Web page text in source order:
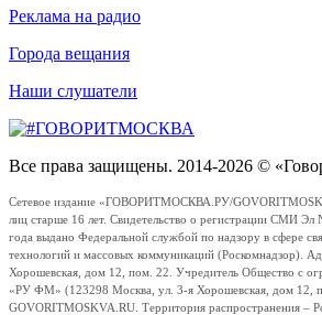
Реклама на радио
Города вещания
Наши слушатели
Все права защищены. 2014-2026 ©
Сетевое издание «ГОВОРИТМОСКВА.РУ/
лиц старше 16 лет. Свидетельство о регистрации СМИ
года выдано Федеральной службой по надзору в сфере
технологий и массовых коммуникаций (Роскомнадзор).
Хорошевская, дом 12, пом. 22. Учредитель Общество с
«РУ ФМ» (123298 Москва, ул. 3-я Хорошевская, дом 12,
GOVORITMOSKVA.RU. Территория распространения –